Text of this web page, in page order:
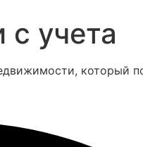
учета
который